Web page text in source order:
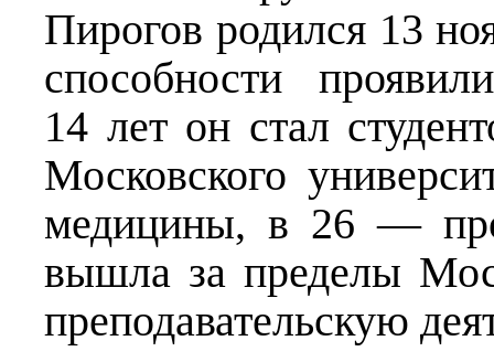
Пирогов родился 13
способности
14 лет он стал
Московского
медицины, в 26 —
вышла за пределы
преподавательскую